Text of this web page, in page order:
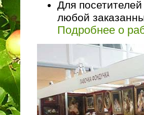
Для
любой
Подробнее о